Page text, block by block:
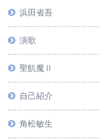
浜田省吾
演歌
聖飢魔Ⅱ
自己紹介
角松敏生